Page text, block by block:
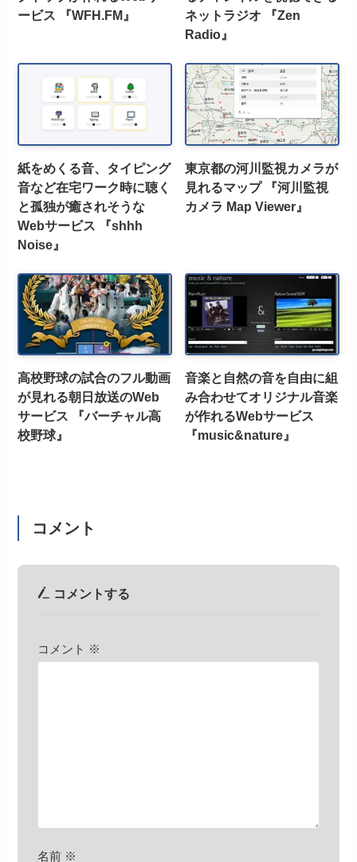
ービス 『WFH.FM』
ネットラジオ 『Zen
Radio』
紙をめくる音、タイピング
音など在宅ワーク時に聴く
と孤独が癒されそうな
Webサービス 『shhh
Noise』
東京都の河川監視カメラが
見れるマップ 『河川監視
カメラ Map Viewer』
高校野球の試合のフル動画
が見れる朝日放送のWeb
サービス 『バーチャル高
校野球』
音楽と自然の音を自由に組
み合わせてオリジナル音楽
が作れるWebサービス
『music&nature』
コメント
コメントする
コメント ※
名前 ※